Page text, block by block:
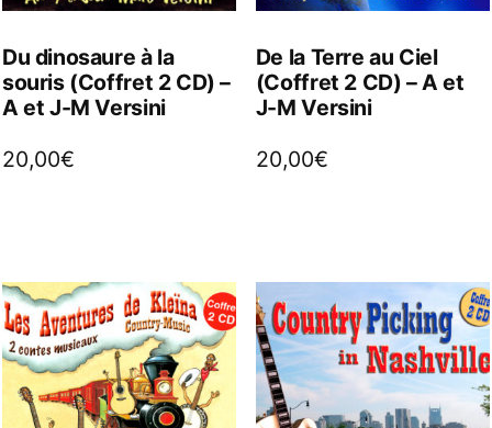
Du dinosaure à la
souris (Coffret 2 CD) –
A et J-M Versini
20,00€
De la Terre au Ciel
(Coffret 2 CD) – A et
J-M Versini
20,00€